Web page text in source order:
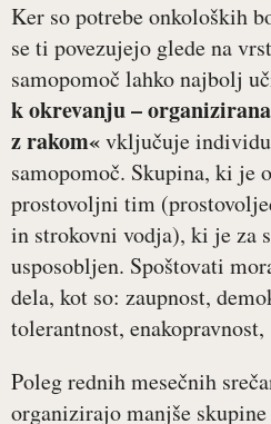
Ker so potrebe onkoloških
se ti povezujejo glede na
samopomoč lahko najbolj
k okrevanju –
z rakom«vključuje
samopomoč. Skupina, ki je
prostovoljni tim
in strokovni vodja), ki je za
usposobljen. Spoštovati
dela, kot so: zaupnost,
tolerantnost,
Poleg rednih mesečnih
organizirajo manjše